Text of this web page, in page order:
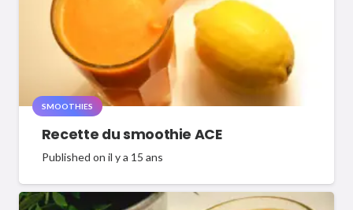
SMOOTHIES
Recette du smoothie ACE
Published on il y a 15 ans